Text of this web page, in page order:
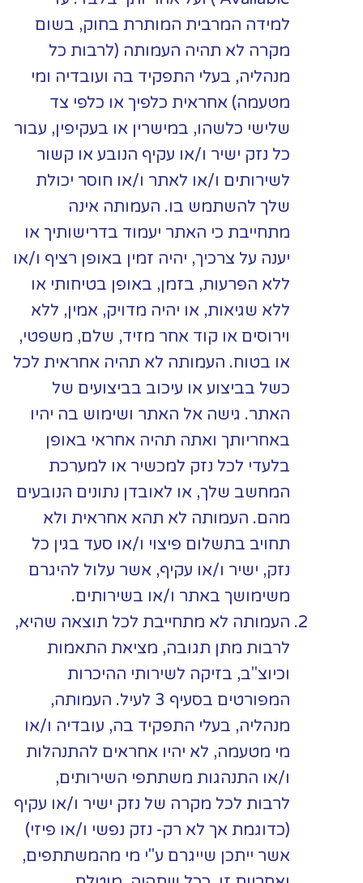
למידה המרבית המותרת בחוק, בשום
מקרה לא תהיה העמותה (לרבות כל
מנהליה, בעלי התפקיד בה ועובדיה ומי
מטעמה) אחראית כלפיך או כלפי צד
שלישי כלשהו, במישרין או בעקיפין, עבור
כל נזק ישיר ו/או עקיף הנובע או קשור
לשירותים ו/או לאתר ו/או חוסר יכולת
שלך להשתמש בו. העמותה אינה
מתחייבת כי האתר יעמוד בדרישותיך או
יענה על צרכיך, יהיה זמין באופן רציף ו/או
ללא הפרעות, בזמן, באופן בטיחותי או
ללא שגיאות, או יהיה מדויק, אמין, ללא
וירוסים או קוד אחר מזיד, שלם, משפטי,
או בטוח. העמותה לא תהיה אחראית לכל
כשל בביצוע או עיכוב בביצועים של
האתר. גישה אל האתר ושימוש בה יהיו
באחריותך ואתה תהיה אחראי באופן
בלעדי לכל נזק למכשיר או למערכת
המחשב שלך, או לאובדן נתונים הנובעים
מהם. העמותה לא תהא אחראית ולא
תחויב בתשלום פיצוי ו/או סעד בגין כל
נזק, ישיר ו/או עקיף, אשר עלול להיגרם
משימושך באתר ו/או בשירותים.
העמותה לא מתחייבת לכל תוצאה שהיא,
לרבות מתן תגובה, מציאת התאמות
וכיוצ"ב, בזיקה לשירותי ההיכרות
המפורטים בסעיף
3 לעיל. העמותה,
מנהליה, בעלי התפקיד בה, עובדיה ו/או
מי מטעמה, לא יהיו אחראים להתנהלות
ו/או התנהגות משתתפי השירותים,
לרבות לכל מקרה של נזק ישיר ו/או עקיף
(כדוגמת אך לא רק- נזק נפשי ו/או פיזי)
אשר ייתכן שייגרם ע"י מי מהמשתתפים,